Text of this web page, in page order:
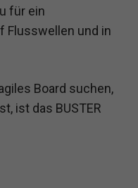
für ein
Flusswellen und in
Board suchen,
ist das BUSTER